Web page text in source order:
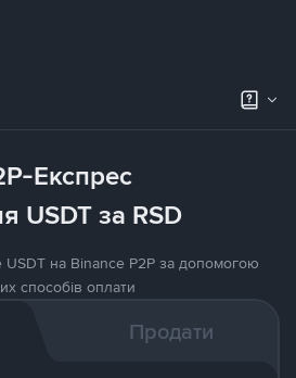
Експрес
USDT за RSD
USDT на Binance P2P за допомогою
способів оплати
Продати